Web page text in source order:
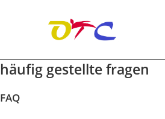
Zum
springen
häufig gestellte fragen
FAQ